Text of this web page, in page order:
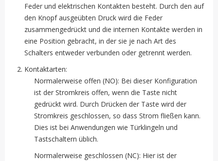
Feder und elektrischen Kontakten besteht. Durch den auf
den Knopf ausgeübten Druck wird die Feder
zusammengedrückt und die internen Kontakte werden in
eine Position gebracht, in der sie je nach Art des
Schalters entweder verbunden oder getrennt werden.
Kontaktarten:
Normalerweise offen (NO): Bei dieser Konfiguration
ist der Stromkreis offen, wenn die Taste nicht
gedrückt wird. Durch Drücken der Taste wird der
Stromkreis geschlossen, so dass Strom fließen kann.
Dies ist bei Anwendungen wie Türklingeln und
Tastschaltern üblich.
Normalerweise geschlossen (NC): Hier ist der